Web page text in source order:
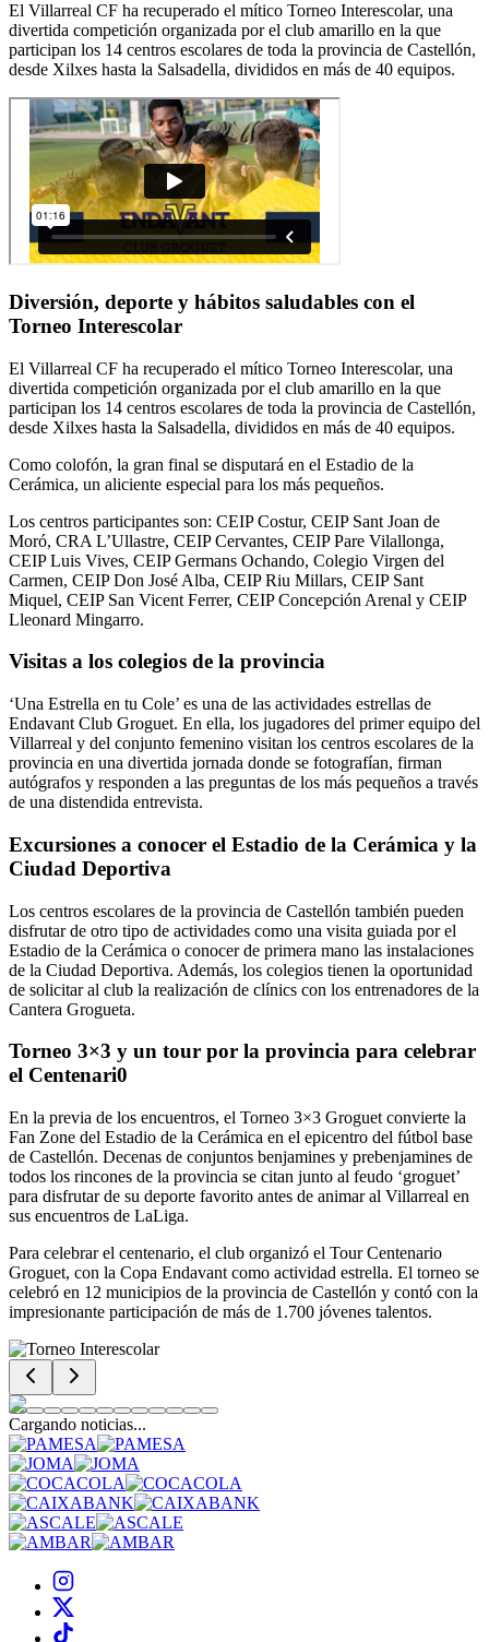
El Villarreal CF ha recuperado el mítico Torneo Interescolar, una
divertida competición organizada por el club amarillo en la que
participan los 14 centros escolares de toda la provincia de Castellón,
desde Xilxes hasta la Salsadella, divididos en más de 40 equipos.
Diversión, deporte y hábitos saludables con el
Torneo Interescolar
El Villarreal CF ha recuperado el mítico Torneo Interescolar, una
divertida competición organizada por el club amarillo en la que
participan los 14 centros escolares de toda la provincia de Castellón,
desde Xilxes hasta la Salsadella, divididos en más de 40 equipos.
Como colofón, la gran final se disputará en el Estadio de la
Cerámica, un aliciente especial para los más pequeños.
Los centros participantes son: CEIP Costur, CEIP Sant Joan de
Moró, CRA L’Ullastre, CEIP Cervantes, CEIP Pare Vilallonga,
CEIP Luis Vives, CEIP Germans Ochando, Colegio Virgen del
Carmen, CEIP Don José Alba, CEIP Riu Millars, CEIP Sant
Miquel, CEIP San Vicent Ferrer, CEIP Concepción Arenal y CEIP
Lleonard Mingarro.
Visitas a los colegios de la provincia
‘Una Estrella en tu Cole’ es una de las actividades estrellas de
Endavant Club Groguet. En ella, los jugadores del primer equipo del
Villarreal y del conjunto femenino visitan los centros escolares de la
provincia en una divertida jornada donde se fotografían, firman
autógrafos y responden a las preguntas de los más pequeños a través
de una distendida entrevista.
Excursiones a conocer el Estadio de la Cerámica y la
Ciudad Deportiva
Los centros escolares de la provincia de Castellón también pueden
disfrutar de otro tipo de actividades como una visita guiada por el
Estadio de la Cerámica o conocer de primera mano las instalaciones
de la Ciudad Deportiva. Además, los colegios tienen la oportunidad
de solicitar al club la realización de clínics con los entrenadores de la
Cantera Grogueta.
Torneo 3×3 y un tour por la provincia para celebrar
el Centenari0
En la previa de los encuentros, el Torneo 3×3 Groguet convierte la
Fan Zone del Estadio de la Cerámica en el epicentro del fútbol base
de Castellón. Decenas de conjuntos benjamines y prebenjamines de
todos los rincones de la provincia se citan junto al feudo ‘groguet’
para disfrutar de su deporte favorito antes de animar al Villarreal en
sus encuentros de LaLiga.
Para celebrar el centenario, el club organizó el Tour Centenario
Groguet, con la Copa Endavant como actividad estrella. El torneo se
celebró en 12 municipios de la provincia de Castellón y contó con la
impresionante participación de más de 1.700 jóvenes talentos.
Cargando noticias...